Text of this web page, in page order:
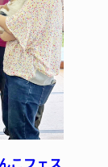
こフェス